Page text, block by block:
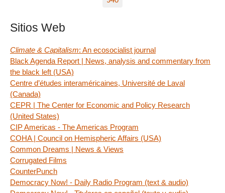
Sitios Web
Climate & Capitalism: An ecosocialist journal
Black Agenda Report | News, analysis and commentary from
the black left (USA)
Centre d’études interaméricaines, Université de Laval
(Canada)
CEPR | The Center for Economic and Policy Research
(United States)
CIP Americas - The Americas Program
COHA | Council on Hemispheric Affairs (USA)
Common Dreams | News & Views
Corrugated Films
CounterPunch
Democracy Now! - Daily Radio Program (text & audio)